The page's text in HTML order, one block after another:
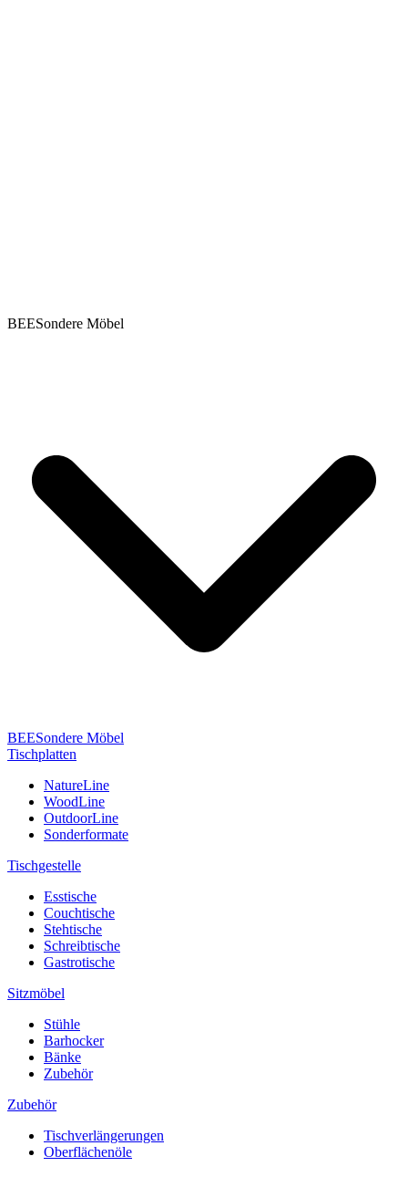
BEESondere Möbel
BEESondere Möbel
Tischplatten
NatureLine
WoodLine
OutdoorLine
Sonderformate
Tischgestelle
Esstische
Couchtische
Stehtische
Schreibtische
Gastrotische
Sitzmöbel
Stühle
Barhocker
Bänke
Zubehör
Zubehör
Tischverlängerungen
Oberflächenöle